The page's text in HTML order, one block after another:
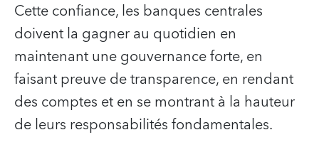
Cette confiance, les banques centrales
doivent la gagner au quotidien en
maintenant une gouvernance forte, en
faisant preuve de transparence, en rendant
des comptes et en se montrant à la hauteur
de leurs responsabilités fondamentales.